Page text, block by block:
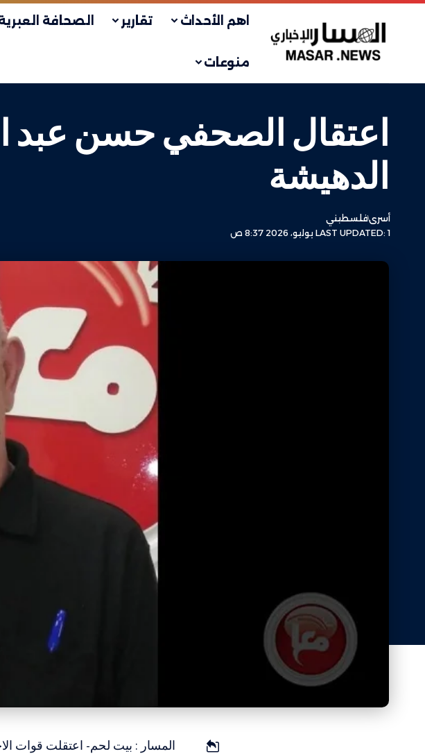
اهم الأحداث تقارير الصحافة
منوعات
الدهيشة
LAST UPDATED: 1 يوليو، 2026 8:37 ص
أسرىفلسطيني
المسار : بيت لحم- اعتقلت قوات